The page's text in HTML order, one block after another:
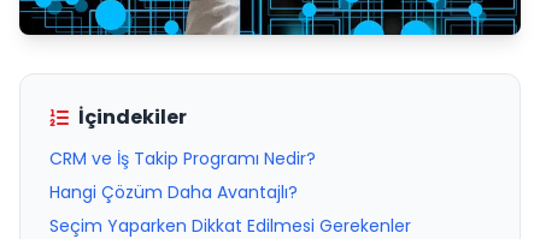
İçindekiler
CRM ve İş Takip Programı Nedir?
Hangi Çözüm Daha Avantajlı?
Seçim Yaparken Dikkat Edilmesi Gerekenler